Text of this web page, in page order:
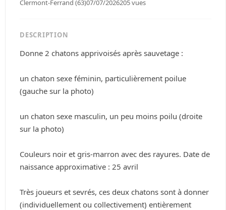
Clermont-Ferrand (63)07/07/2026205 vues
DESCRIPTION
Donne 2 chatons apprivoisés après sauvetage :
un chaton sexe féminin, particulièrement poilue
(gauche sur la photo)
un chaton sexe masculin, un peu moins poilu (droite
sur la photo)
Couleurs noir et gris-marron avec des rayures. Date de
naissance approximative : 25 avril
Très joueurs et sevrés, ces deux chatons sont à donner
(individuellement ou collectivement) entièrement